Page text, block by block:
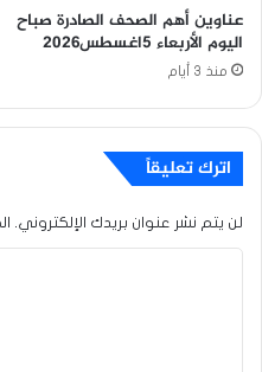
عناوين أهم الصحف الصادرة صباح
اليوم الأربعاء 5اغسطس2026
منذ 3 أيام
اترك تعليقاً
لن يتم نشر عنوان بريدك الإلكتروني.